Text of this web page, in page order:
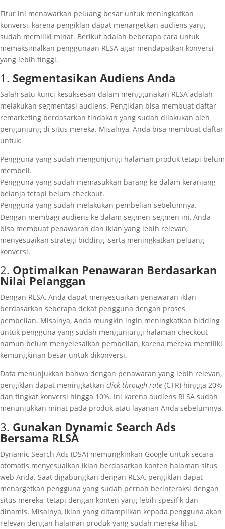
Fitur ini menawarkan peluang besar untuk meningkatkan
konversi, karena pengiklan dapat menargetkan audiens yang
sudah memiliki minat. Berikut adalah beberapa cara untuk
memaksimalkan penggunaan RLSA agar mendapatkan konversi
yang lebih tinggi.
1. Segmentasikan Audiens Anda
Salah satu kunci kesuksesan dalam menggunakan RLSA adalah
melakukan segmentasi audiens. Pengiklan bisa membuat daftar
remarketing berdasarkan tindakan yang sudah dilakukan oleh
pengunjung di situs mereka. Misalnya, Anda bisa membuat daftar
untuk:
Pengguna yang sudah mengunjungi halaman produk tetapi belum
membeli.
Pengguna yang sudah memasukkan barang ke dalam keranjang
belanja tetapi belum checkout.
Pengguna yang sudah melakukan pembelian sebelumnya.
Dengan membagi audiens ke dalam segmen-segmen ini, Anda
bisa membuat penawaran dan iklan yang lebih relevan,
menyesuaikan strategi bidding, serta meningkatkan peluang
konversi.
2. Optimalkan Penawaran Berdasarkan
Nilai Pelanggan
Dengan RLSA, Anda dapat menyesuaikan penawaran iklan
berdasarkan seberapa dekat pengguna dengan proses
pembelian. Misalnya, Anda mungkin ingin meningkatkan bidding
untuk pengguna yang sudah mengunjungi halaman checkout
namun belum menyelesaikan pembelian, karena mereka memiliki
kemungkinan besar untuk dikonversi.
Data menunjukkan bahwa dengan penawaran yang lebih relevan,
pengiklan dapat meningkatkan click-through rate (CTR) hingga 20%
dan tingkat konversi hingga 10%. Ini karena audiens RLSA sudah
menunjukkan minat pada produk atau layanan Anda sebelumnya.
3. Gunakan Dynamic Search Ads
Bersama RLSA
Dynamic Search Ads (DSA) memungkinkan Google untuk secara
otomatis menyesuaikan iklan berdasarkan konten halaman situs
web Anda. Saat digabungkan dengan RLSA, pengiklan dapat
menargetkan pengguna yang sudah pernah berinteraksi dengan
situs mereka, tetapi dengan konten yang lebih spesifik dan
dinamis. Misalnya, iklan yang ditampilkan kepada pengguna akan
relevan dengan halaman produk yang sudah mereka lihat,